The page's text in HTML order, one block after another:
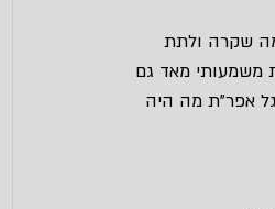
שקרה ולתת
משמעותי מאד גם
אפר”ת מה היה